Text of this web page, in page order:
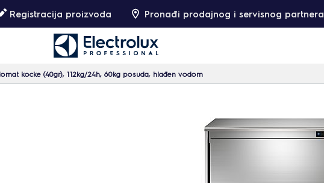
Registracija proizvoda Pronađi prodajnog i servisnog partnera
kocke (40gr), 112kg/24h, 60kg posuda, hlađen vodom